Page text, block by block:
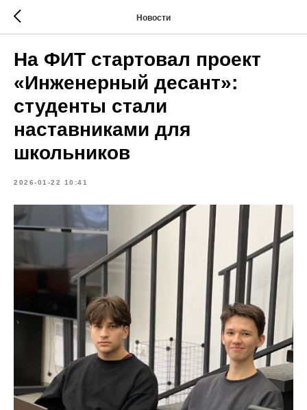
Новости
На ФИТ стартовал проект
«Инженерный десант»:
студенты стали
наставниками для
школьников
2026-01-22 10:41